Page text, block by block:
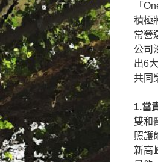
「
積極
常營
公司
出6
共同
1.當
雙和
照護
新高